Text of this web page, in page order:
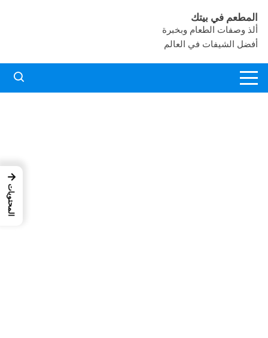
إلى
المحتوى
المطعم في بيتك
ألذ وصفات الطعام وبخبرة
أفضل الشيفات في العالم
→
المحتويات